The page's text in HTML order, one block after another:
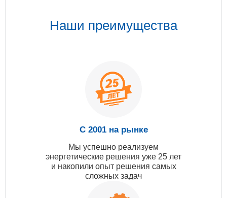
Наши преимущества
С 2001 на рынке
Мы успешно реализуем
энергетические решения уже 25 лет
и накопили опыт решения самых
сложных задач